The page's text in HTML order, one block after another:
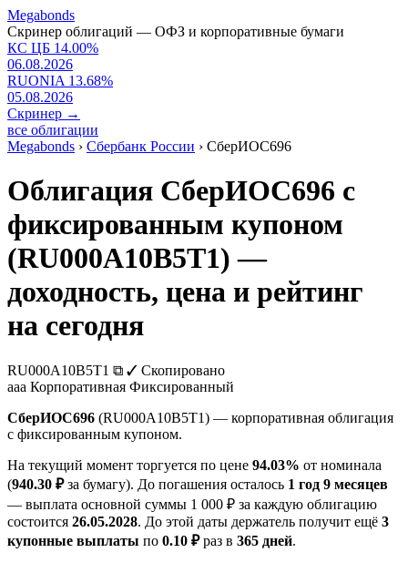
Megabonds
Скринер облигаций — ОФЗ и корпоративные бумаги
КС ЦБ 14.00%
06.08.2026
RUONIA 13.68%
05.08.2026
Скринер →
все облигации
Megabonds › Сбербанк России › СберИОС696
Облигация СберИОС696 с
фиксированным купоном
(RU000A10B5T1) —
доходность, цена и рейтинг
на сегодня
RU000A10B5T1 ⧉ ✓ Скопировано
aaa Корпоративная Фиксированный
СберИОС696 (RU000A10B5T1) — корпоративная облигация
с фиксированным купоном.
На текущий момент торгуется по цене 94.03% от номинала
(940.30 ₽за бумагу). До погашения осталось 1 год 9 месяцев
— выплата основной суммы 1 000 ₽ за каждую облигацию
состоится 26.05.2028. До этой даты держатель получит ещё 3
купонные выплаты по 0.10 ₽раз в 365 дней.